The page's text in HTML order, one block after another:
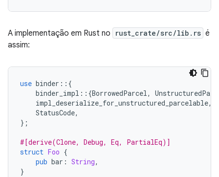
A implementação em Rust no rust_crate/src/lib.rs é
assim:
use binder ::{
binder_impl ::{BorrowedParcel,
impl_deserialize_for_unstructured_parcelable,
StatusCode,
};
#[derive(Clone, Debug, Eq, PartialEq)]
struct Foo {
pub bar : String,
}